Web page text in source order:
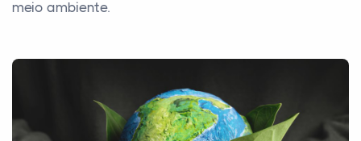
meio ambiente.